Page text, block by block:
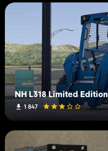
NH L318 Limited Edition
1 847